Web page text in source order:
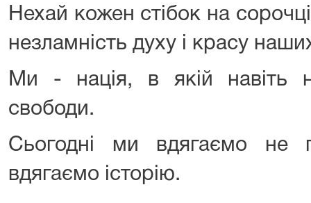
Нехай кожен стібок на
незламність духу і красу
Ми - нація, в якій навіть
свободи.
Сьогодні ми вдягаємо не
вдягаємо історію.